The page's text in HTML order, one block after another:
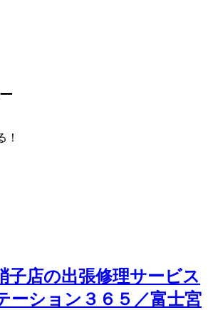
！
子店の出張修理サービス
ーション３６５／富士宮